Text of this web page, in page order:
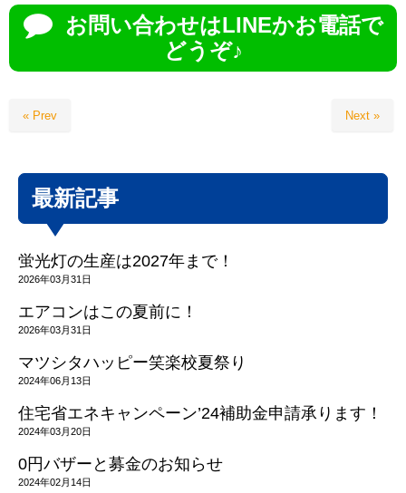
お問い合わせはLINEかお電話で
どうぞ♪
« Prev Next »
最新記事
蛍光灯の生産は2027年まで！
2026年03月31日
エアコンはこの夏前に！
2026年03月31日
マツシタハッピー笑楽校夏祭り
2024年06月13日
住宅省エネキャンペーン’24補助金申請承ります！
2024年03月20日
0円バザーと募金のお知らせ
2024年02月14日